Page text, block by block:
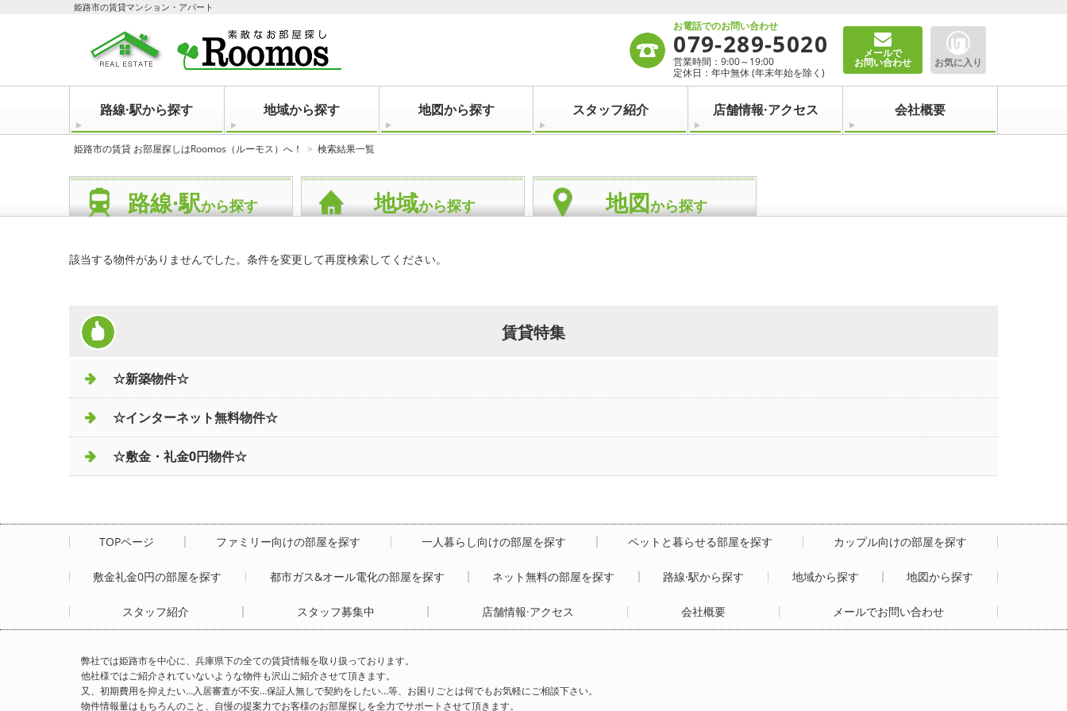
姫路市の賃貸マンション・アパート
お電話でのお問い合わせ
079-289-5020
営業時間：9:00～19:00
定休日：年中無休 (年末年始を除く)
メールで
お問い合わせ お気に入り
路線·駅から探す 地域から探す 地図から探す スタッフ紹介 店舗情報·アクセス 会社概要
姫路市の賃貸 お部屋探しはRoomos（ルーモス）へ！ 検索結果一覧
路線·駅から探す 地域から探す 地図から探す
該当する物件がありませんでした。条件を変更して再度検索してください。
賃貸特集
☆新築物件☆
☆インターネット無料物件☆
☆敷金・礼金0円物件☆
TOPページ ファミリー向けの部屋を探す 一人暮らし向けの部屋を探す ペットと暮らせる部屋を探す カップル向けの部屋を探す
敷金礼金0円の部屋を探す 都市ガス&オール電化の部屋を探す ネット無料の部屋を探す 路線·駅から探す 地域から探す 地図から探す
スタッフ紹介 スタッフ募集中 店舗情報·アクセス 会社概要 メールでお問い合わせ
弊社では姫路市を中心に、兵庫県下の全ての賃貸情報を取り扱っております。
他社様ではご紹介されていないような物件も沢山ご紹介させて頂きます。
又、初期費用を抑えたい…入居審査が不安…保証人無しで契約をしたい…等、お困りごとは何でもお気軽にご相談下さい。
物件情報量はもちろんのこと、自慢の提案力でお客様のお部屋探しを全力でサポートさせて頂きます。